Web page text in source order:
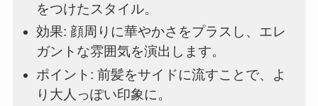
をつけたスタイル。
効果: 顔周りに華やかさをプラスし、エレ
ガントな雰囲気を演出します。
ポイント: 前髪をサイドに流すことで、よ
り大人っぽい印象に。